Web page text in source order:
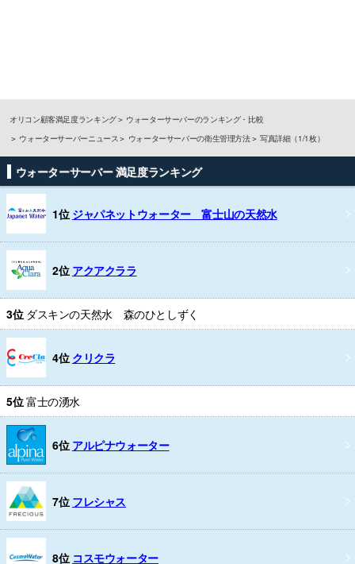
オリコン顧客満足度ランキング
ウォーターサーバーのランキング・比較
ウォーターサーバーニュース
ウォーターサーバーの衛生管理方法 写真詳細（1/1枚）
ウォーターサーバー 満足度ランキング
1位 ジャパネットウォーター 富士山の天然水
2位 アクアクララ
3位 ダスキンの天然水 森のひとしずく
4位 クリクラ
5位富士の湧水
6位 アルピナウォーター
7位 フレシャス
8位 コスモウォーター